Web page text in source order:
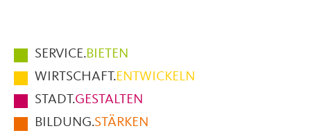
Hauptmenüpunkte
im
Fußbereich
der
Seite
SERVICE.BIETEN
WIRTSCHAFT.ENTWICKELN
STADT.GESTALTEN
BILDUNG.STÄRKEN